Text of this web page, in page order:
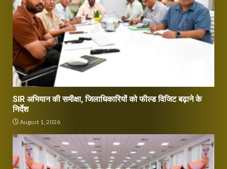
SIR अभियान की समीक्षा, जिलाधिकारियों को फील्ड विजिट बढ़ाने के
निर्देश
August 1, 2026